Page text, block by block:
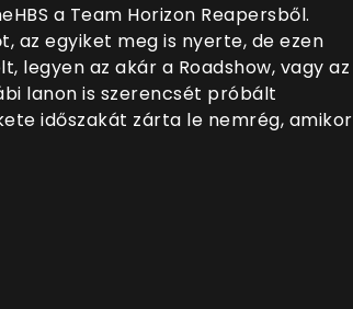
a Team Horizon Reapersből.
az egyiket meg is nyerte, de ezen
legyen az akár a Roadshow, vagy az
lanon is szerencsét próbált
időszakát zárta le nemrég, amikor